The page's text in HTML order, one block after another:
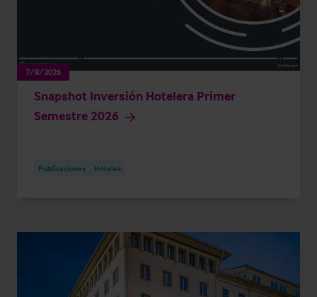
7/8/2026
Snapshot Inversión Hotelera Primer
Semestre 2026
Publicaciones Hoteles